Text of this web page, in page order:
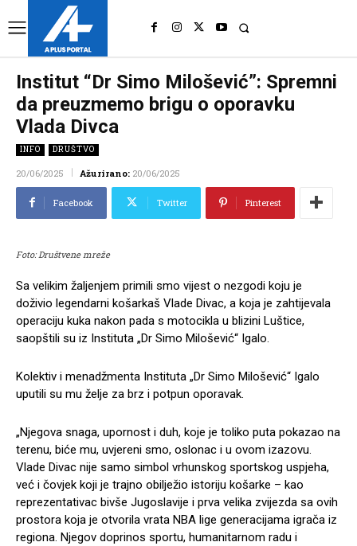
Institut “Dr Simo Milošević”: Spremni
da preuzmemo brigu o oporavku
Vlada Divca
INFO DRUŠTVO
20/06/2025 Ažurirano: 20/06/2025
Facebook Twitter Pinterest
Foto: Društvene mreže
Sa velikim žaljenjem primili smo vijest o nezgodi koju je
doživio legendarni košarkaš Vlade Divac, a koja je zahtijevala
operaciju kuka nakon pada s motocikla u blizini Luštice,
saopštili su iz Instituta „Dr Simo Milošević“ Igalo.
Kolektiv i menadžmenta Instituta „Dr Simo Milošević“ Igalo
uputili su mu želje za brz i potpun oporavak.
„Njegova snaga, upornost i duh, koje je toliko puta pokazao na
terenu, biće mu, uvjereni smo, oslonac i u ovom izazovu.
Vlade Divac nije samo simbol vrhunskog sportskog uspjeha,
već i čovjek koji je trajno obilježio istoriju košarke – kao
reprezentativac bivše Jugoslavije i prva velika zvijezda sa ovih
prostora koja je otvorila vrata NBA lige generacijama igrača iz
regiona. Njegov doprinos sportu, humanitarnom radu i